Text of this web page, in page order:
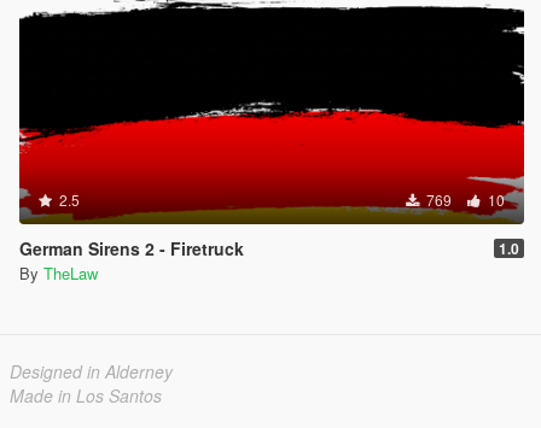
2.5 769 10
German Sirens 2 - Firetruck 1.0
By TheLaw
Designed in Alderney
Made in Los Santos